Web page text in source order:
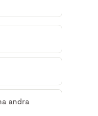
andra